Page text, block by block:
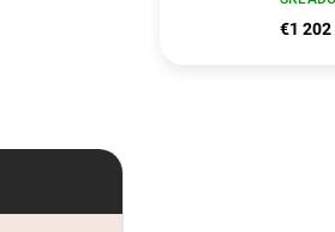
Backlit
€1 202